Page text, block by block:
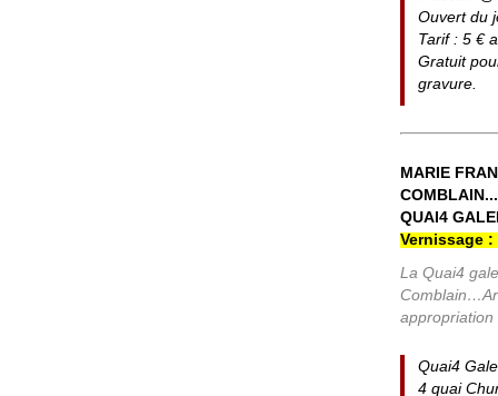
Ouvert du
Tarif : 5 €
Gratuit
gravure.
MARIE
COMBLAIN...
QUAI4
Vernissage
La Quai4
Quai4
4 quai